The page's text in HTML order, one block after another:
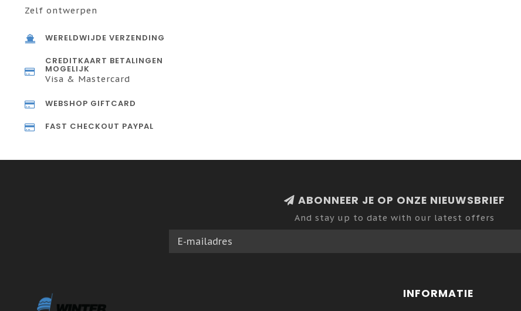
Zelf ontwerpen
WERELDWIJDE VERZENDING
CREDITKAART BETALINGEN
MOGELIJK
Visa & Mastercard
WEBSHOP GIFTCARD
FAST CHECKOUT PAYPAL
ABONNEER JE OP ONZE NIEUWSBRIEF
And stay up to date with our latest offers
INFORMATIE